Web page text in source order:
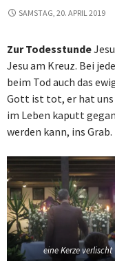
SAMSTAG, 20. APRIL 2019
Zur Todesstunde
Jesu am Kreuz. Bei
beim Tod auch das
Gott ist tot, er hat uns
im Leben kaputt
werden kann, ins
eine Kerze verlischt